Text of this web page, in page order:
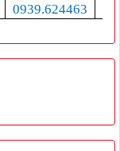
0939.624463